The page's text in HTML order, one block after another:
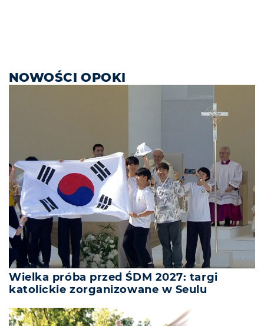
NOWOŚCI OPOKI
Wielka próba przed ŚDM 2027: targi
katolickie zorganizowane w Seulu